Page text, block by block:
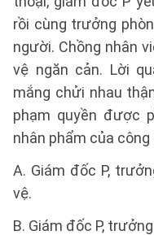
rồi cùng trưởng
người. Chồng nhân
vệ ngăn cản. Lời
mắng chửi nhau
phạm quyền được
nhân phẩm của công
A. Giám đốc P,
vệ.
B. Giám đốc P,